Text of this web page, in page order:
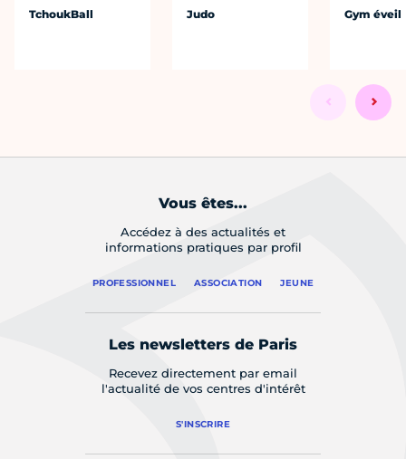
TchoukBall Judo Gym éveil
Vous êtes...
Accédez à des actualités et
informations pratiques par profil
PROFESSIONNEL ASSOCIATION JEUNE
Les newsletters de Paris
Recevez directement par email
l'actualité de vos centres d'intérêt
S'INSCRIRE